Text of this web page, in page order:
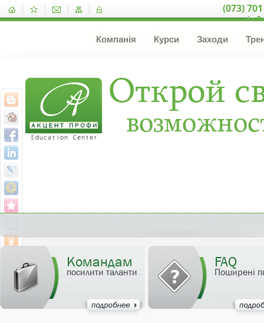
(073)
Компанія Курси Заходи
Командам
посилити таланти
FAQ
Поширені